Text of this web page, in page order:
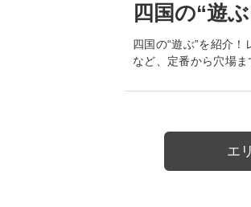
四国の“遊
四国の“遊ぶ”を紹介
など、定番から穴場
エ